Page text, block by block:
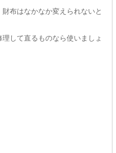
布はなかなか変えられないと
して直るものなら使いましょ